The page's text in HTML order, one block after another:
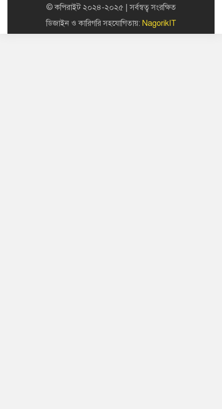
সিভিল সার্জনের আকস্মিক পরিদর্শন
© কপিরাইট ২০২৪-২০২৫ | সর্বস্বত্ব সংরক্ষিত
ডিজাইন ও কারিগরি সহযোগিতায়: NagorikIT